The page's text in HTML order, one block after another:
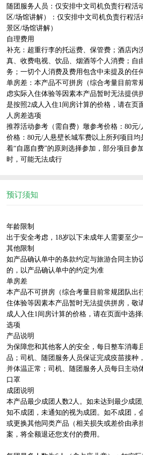
随团服务人员：仅安排中文司机负责行程活
区/场馆讲解）：仅安排中文司机负责行程
景区/场馆讲解）
自理费用
补充：超重行李的托运费、保管费；酒店内
真、收费电视、饮品、烟酒等个人消费；自
务；一切个人消费及费用包含中未提及的任
单房差：本产品不可拼房（综合考量目前常
虑实际入住体验等因素本产品暂时无法提供
是按照2成人入住1间房计算的价格，请在页
人房差选项
推荐活动参考（需自费）墩参考价格：80元
价格：80元/人悬壁长城车费以上所列项目
着“自愿自费”的原则选择参加，部分项目参
时，可能无法成行
预订须知
年龄限制
出于安全考虑，18岁以下未成年人需要至少
其他限制
如产品确认单中的条款约定与旅游合同主协
的，以产品确认单中的约定为准
单房差
本产品不可拼房（综合考量目前常规团队出
住体验等因素本产品暂时无法提供拼房，敬
成人入住1间房计算的价格，请在页面中选
选项
产品说明
为保障您和其他客人的安全，每日整车消毒
品；司机、随团服务人员保证完成疫苗接种
并体温正常；司机、随团服务人员每日主动
口罩
成团说明
本产品最少成团人数2人。如未达到最少成
知不成团，未通知的视为成团。如不成团，
或更换其他同类产品（相关损失或差价由承
案，将全额退还您支付的费用。